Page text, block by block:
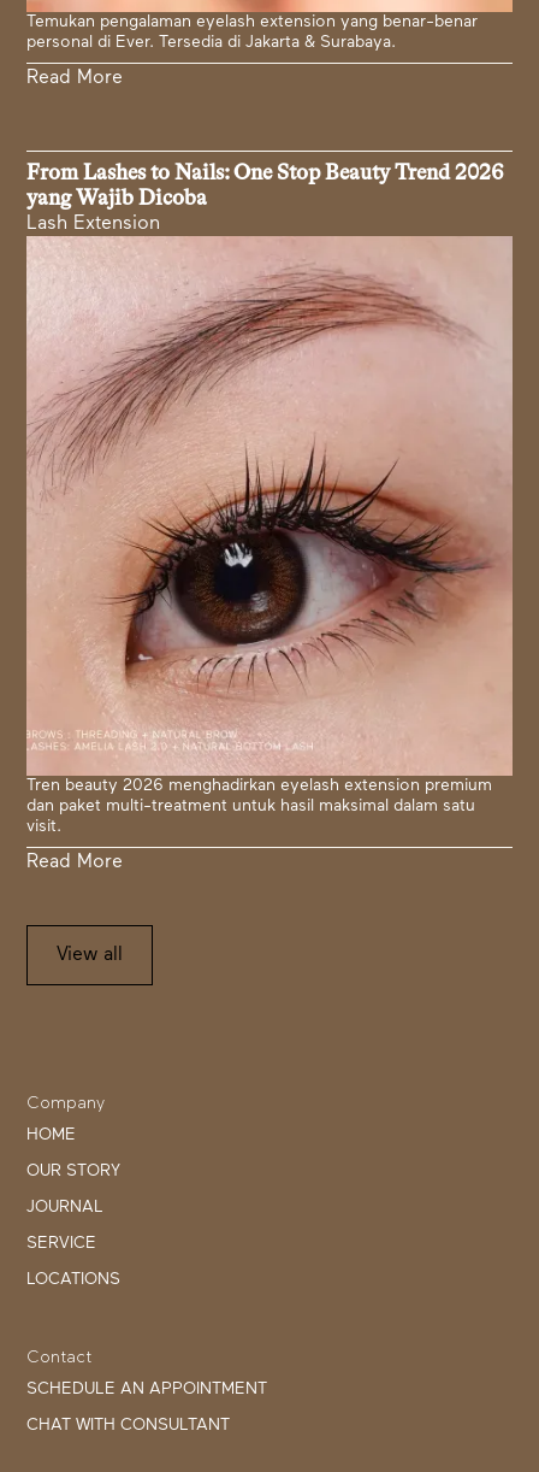
Temukan pengalaman eyelash extension yang benar-benar
personal di Ever. Tersedia di Jakarta & Surabaya.
Read More
From Lashes to Nails: One Stop Beauty Trend 2026
yang Wajib Dicoba
Lash Extension
Tren beauty 2026 menghadirkan eyelash extension premium
dan paket multi-treatment untuk hasil maksimal dalam satu
visit.
Read More
View all
Company
HOME
OUR STORY
JOURNAL
SERVICE
LOCATIONS
Contact
SCHEDULE AN APPOINTMENT
CHAT WITH CONSULTANT